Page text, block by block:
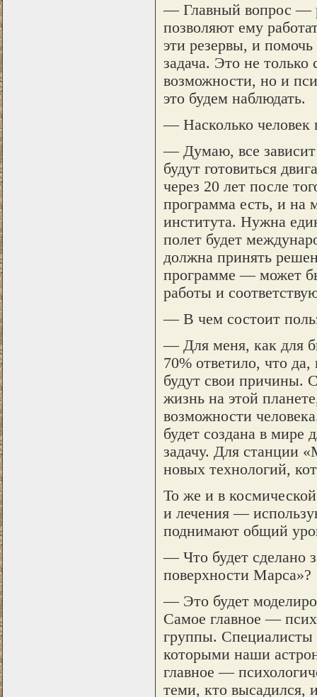
— Главный вопрос —
позволяют ему
эти резервы, и
задача. Это не
возможности, но и
это будем наблюдать.
— Насколько человек
— Думаю, все зависит
будут готовиться
через 20 лет после
программа есть, и на
института. Нужна
полет будет
должна принять
программе — может
работы и
— В чем состоит
— Для меня, как для
70% ответило, что
будут свои причины.
жизнь на этой
возможности
будет создана в мире
задачу. Для станции
новых технологий,
То же и в
и лечения —
поднимают общий
— Что будет сделано
поверхности Марса»?
— Это будет
Самое главное —
группы. Специалисты
которыми наши
главное —
теми, кто высадился,